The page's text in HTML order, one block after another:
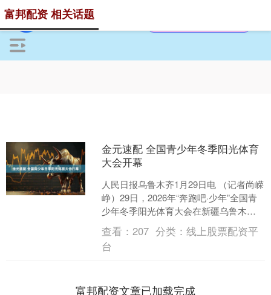
富邦配资 相关话题
金元速配 全国青少年冬季阳光体育
大会开幕
人民日报乌鲁木齐1月29日电 （记者尚嵘
峥）29日，2026年“奔跑吧·少年”全国青
少年冬季阳光体育大会在新疆乌鲁木齐
开幕。大会由国家体育总局联合教育部
等多个单....
查看：207 分类：线上股票配资平
台
富邦配资文章已加载完成